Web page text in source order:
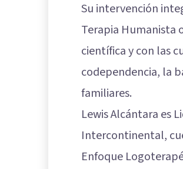
Su intervención
Terapia Humanista
científica y con las
codependencia, la
familiares.
Lewis Alcántara es
Intercontinental,
Enfoque